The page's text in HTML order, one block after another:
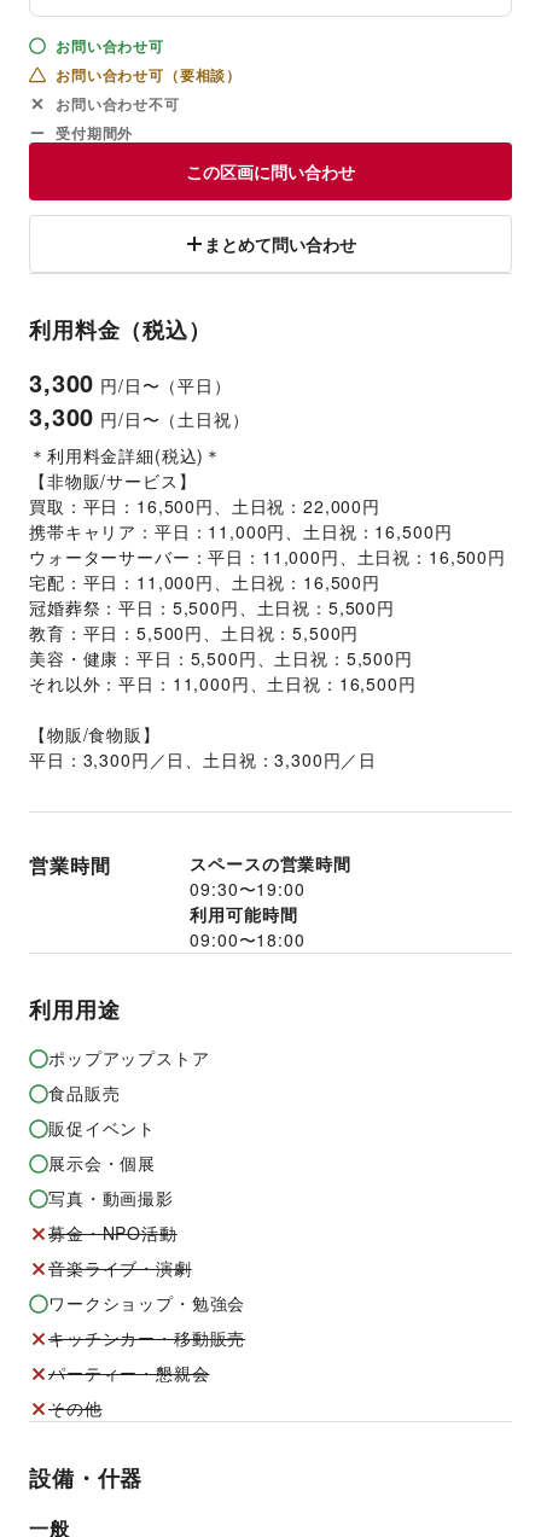
お問い合わせ可
お問い合わせ可（要相談）
お問い合わせ不可
受付期間外
この区画に問い合わせ
まとめて問い合わせ
利用料金（税込）
3,300 円/日〜（平日）
3,300 円/日〜（土日祝）
＊利用料金詳細(税込)＊
【非物販/サービス】
買取：平日：16,500円、土日祝：22,000円
携帯キャリア：平日：11,000円、土日祝：16,500円
ウォーターサーバー：平日：11,000円、土日祝：16,500円
宅配：平日：11,000円、土日祝：16,500円
冠婚葬祭：平日：5,500円、土日祝：5,500円
教育：平日：5,500円、土日祝：5,500円
美容・健康：平日：5,500円、土日祝：5,500円
それ以外：平日：11,000円、土日祝：16,500円
【物販/食物販】
平日：3,300円／日、土日祝：3,300円／日
営業時間
スペースの営業時間
09:30〜19:00
利用可能時間
09:00〜18:00
利用用途
ポップアップストア
食品販売
販促イベント
展示会・個展
写真・動画撮影
募金・NPO活動
音楽ライブ・演劇
ワークショップ・勉強会
キッチンカー・移動販売
パーティー・懇親会
その他
設備・什器
一般